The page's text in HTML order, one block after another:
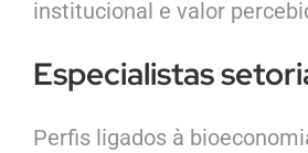
institucional e valor
Especialistas
Perfis ligados à